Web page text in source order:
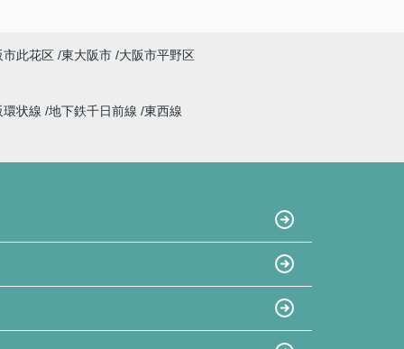
市此花区 東大阪市 大阪市平野区
環状線 地下鉄千日前線 東西線